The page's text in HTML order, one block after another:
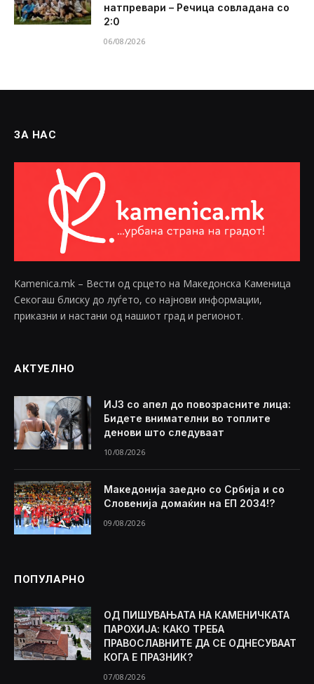
натпревари – Речица совладана со
2:0
06/08/2026
ЗА НАС
Kamenica.mk – Вести од срцето на Македонска Каменица
Секогаш блиску до луѓето, со најнови информации,
приказни и настани од нашиот град и регионот.
АКТУЕЛНО
ИЈЗ со апел до повозрасните лица:
Бидете внимателни во топлите
денови што следуваат
10/08/2026
Македонија заедно со Србија и со
Словенија домаќин на ЕП 2034!?
09/08/2026
ПОПУЛАРНО
ОД ПИШУВАЊАТА НА КАМЕНИЧКАТА
ПАРОХИЈА: КАКО ТРЕБА
ПРАВОСЛАВНИТЕ ДА СЕ ОДНЕСУВААТ
КОГА Е ПРАЗНИК?
07/08/2026